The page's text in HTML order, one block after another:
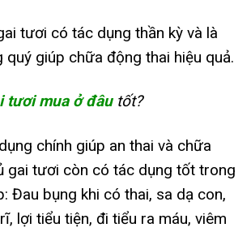
tươi có tác dụng thần kỳ và là
quý giúp chữa động thai hiệu quả.
tươi mua ở đâutốt?
chính giúp an thai và chữa
gai tươi còn có tác dụng tốt trong
Đau bụng khi có thai, sa dạ con,
lợi tiểu tiện, đi tiểu ra máu, viêm